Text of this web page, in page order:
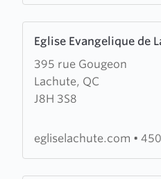
Eglise Evangelique de
395 rue Gougeon
Lachute, QC
J8H 3S8
more
about
Eglise
Evangelique
Lachute
egliselachute.com •